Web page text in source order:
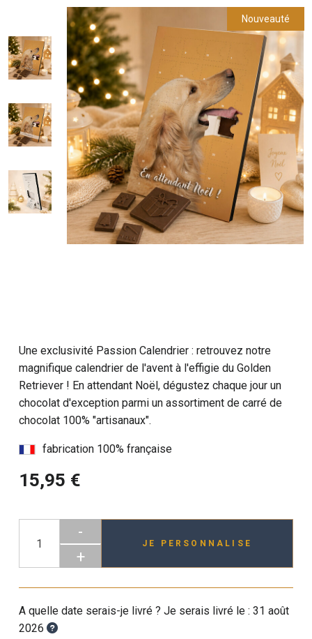
Nouveauté
Une exclusivité Passion Calendrier : retrouvez notre
magnifique calendrier de l'avent à l'effigie du Golden
Retriever ! En attendant Noël, dégustez chaque jour un
chocolat d'exception parmi un assortiment de carré de
chocolat 100% "artisanaux".
fabrication 100% française
15,95 €
-
+
JE PERSONNALISE
A quelle date serais-je livré ? Je serais livré le :31 août
2026